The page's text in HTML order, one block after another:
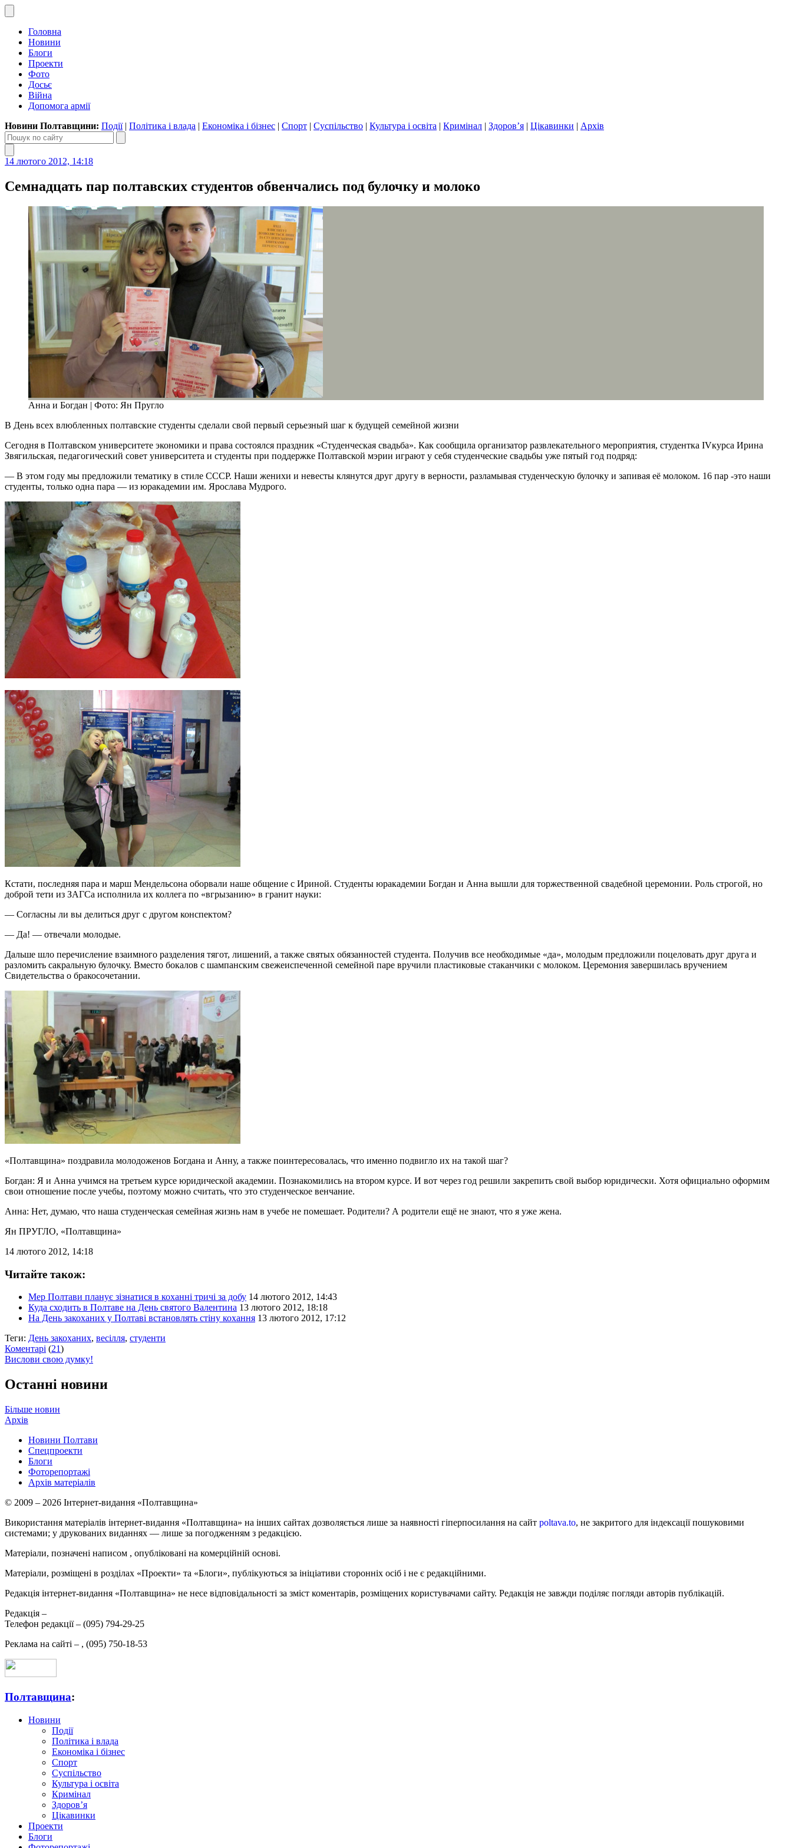
Головна
Новини
Блоги
Проекти
Фото
Досьє
Війна
Допомога армії
Новини Полтавщини: Події| Політика і влада | Економіка і бізнес | Спорт | Суспільство | Культура і освіта | Кримінал | Здоров’я | Цікавинки | Архів
14 лютого 2012, 14:18
Семнадцать пар полтавских студентов обвенчались под булочку и молоко
Анна и Богдан | Фото: Ян Пругло
В День всех влюбленных полтавские студенты сделали свой первый серьезный шаг к будущей семейной жизни
Сегодня в Полтавском университете экономики и права состоялся праздник «Студенческая свадьба». Как сообщила организатор развлекательного мероприятия, студентка IVкурса Ирина
Звягильская, педагогический совет университета и студенты при поддержке Полтавской мэрии играют у себя студенческие свадьбы уже пятый год подряд:
— В этом году мы предложили тематику в стиле СССР. Наши женихи и невесты клянутся друг другу в верности, разламывая студенческую булочку и запивая её молоком. 16 пар -это наши
студенты, только одна пара — из юракадемии им. Ярослава Мудрого.
Кстати, последняя пара и марш Мендельсона оборвали наше общение с Ириной. Студенты юракадемии Богдан и Анна вышли для торжественной свадебной церемонии. Роль строгой, но
доброй тети из ЗАГСа исполнила их коллега по «вгрызанию» в гранит науки:
— Согласны ли вы делиться друг с другом конспектом?
— Да! — отвечали молодые.
Дальше шло перечисление взаимного разделения тягот, лишений, а также святых обязанностей студента. Получив все необходимые «да», молодым предложили поцеловать друг друга и
разломить сакральную булочку. Вместо бокалов с шампанским свежеиспеченной семейной паре вручили пластиковые стаканчики с молоком. Церемония завершилась вручением
Свидетельства о бракосочетании.
«Полтавщина» поздравила молодоженов Богдана и Анну, а также поинтересовалась, что именно подвигло их на такой шаг?
Богдан: Я и Анна учимся на третьем курсе юридической академии. Познакомились на втором курсе. И вот через год решили закрепить свой выбор юридически. Хотя официально оформим
свои отношение после учебы, поэтому можно считать, что это студенческое венчание.
Анна: Нет, думаю, что наша студенческая семейная жизнь нам в учебе не помешает. Родители? А родители ещё не знают, что я уже жена.
Ян ПРУГЛО, «Полтавщина»
14 лютого 2012, 14:18
Читайте також:
Мер Полтави планує зізнатися в коханні тричі за добу 14 лютого 2012, 14:43
Куда сходить в Полтаве на День святого Валентина 13 лютого 2012, 18:18
На День закоханих у Полтаві встановлять стіну кохання 13 лютого 2012, 17:12
Теги: День закоханих, весілля, студенти
Коментарі (21)
Вислови свою думку!
Останні новини
Більше новин
Архів
Новини Полтави
Спецпроекти
Блоги
Фоторепортажі
Архів матеріалів
© 2009 – 2026 Інтернет-видання «Полтавщина»
Використання матеріалів інтернет-видання «Полтавщина» на інших сайтах дозволяється лише за наявності гіперпосилання на сайт poltava.to, не закритого для індексації пошуковими
системами; у друкованих виданнях — лише за погодженням з редакцією.
Матеріали, позначені написом , опубліковані на комерційній основі.
Матеріали, розміщені в розділах «Проекти» та «Блоги», публікуються за ініціативи сторонніх осіб і не є редакційними.
Редакція інтернет-видання «Полтавщина» не несе відповідальності за зміст коментарів, розміщених користувачами сайту. Редакція не завжди поділяє погляди авторів публікацій.
Редакція –
Телефон редакції – (095) 794-29-25
Реклама на сайті – , (095) 750-18-53
Полтавщина:
Новини
Події
Політика і влада
Економіка і бізнес
Спорт
Суспільство
Культура і освіта
Кримінал
Здоров’я
Цікавинки
Проекти
Блоги